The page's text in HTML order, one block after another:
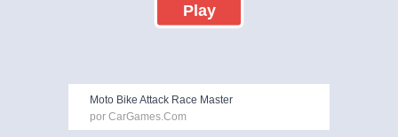
Play
Moto Bike Attack Race Master
por CarGames.Com